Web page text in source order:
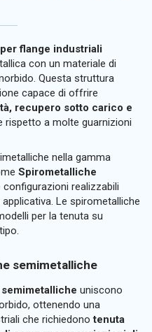
flange industriali
con un materiale di
Questa struttura
capace di offrire
recupero sotto carico e
rispetto a molte guarnizioni
nella gamma
Spirometalliche
configurazioni realizzabili
Le spirometalliche
per la tenuta su
semimetalliche
uniscono
ottenendo una
che richiedonotenuta